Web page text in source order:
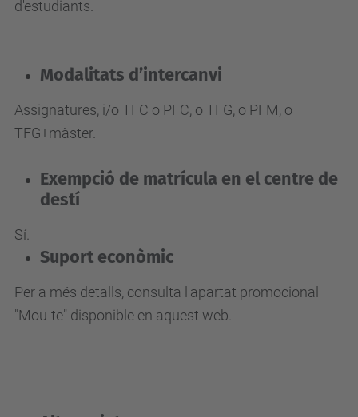
d'estudiants.
Modalitats d’intercanvi
Assignatures, i/o TFC o PFC, o TFG, o PFM, o
TFG+màster.
Exempció de matrícula en el centre de
destí
Sí.
Suport econòmic
Per a més detalls, consulta l'apartat promocional
"Mou-te" disponible en aquest web.